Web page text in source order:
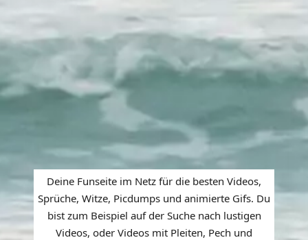
Deine Funseite im Netz für die besten Videos,
Sprüche, Witze, Picdumps und animierte Gifs. Du
bist zum Beispiel auf der Suche nach lustigen
Videos, oder Videos mit Pleiten, Pech und